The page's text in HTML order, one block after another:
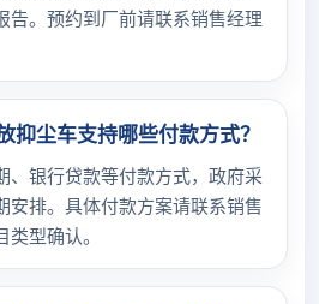
告。预约到厂前请联系销售经理
抑尘车支持哪些付款方式？
、银行贷款等付款方式，政府采
安排。具体付款方案请联系销售
型确认。